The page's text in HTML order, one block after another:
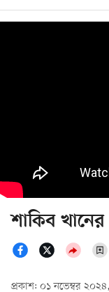
শাকিব খানের
প্রকাশ: ০১ নভেম্বর